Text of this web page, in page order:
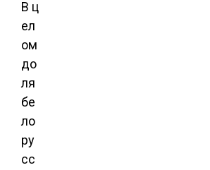
В ц
ел
ом
до
ля
бе
ло
ру
сс